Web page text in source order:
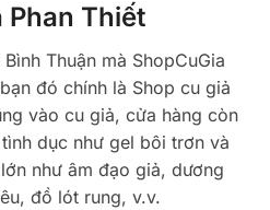
Phan Thiết
Thuận mà ShopCuGia
đó chính là Shop cu giả
vào cu giả, cửa hàng còn
dục như gel bôi trơn và
như âm đạo giả, dương
đồ lót rung, v.v.